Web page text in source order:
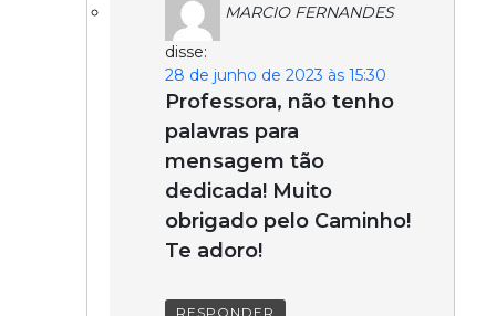
MARCIO FERNANDES
disse:
28 de junho de 2023 às 15:30
Professora, não tenho
palavras para
mensagem tão
dedicada! Muito
obrigado pelo Caminho!
Te adoro!
RESPONDER